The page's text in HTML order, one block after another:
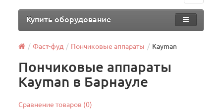
Купить оборудование
Фаст-фуд Пончиковые аппараты Kayman
Пончиковые аппараты
Kayman в Барнауле
Сравнение товаров (0)